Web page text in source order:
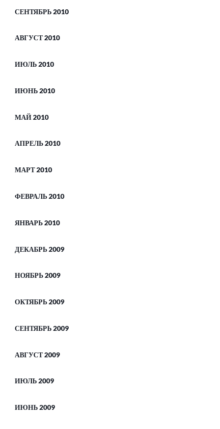
СЕНТЯБРЬ 2010
АВГУСТ 2010
ИЮЛЬ 2010
ИЮНЬ 2010
МАЙ 2010
АПРЕЛЬ 2010
МАРТ 2010
ФЕВРАЛЬ 2010
ЯНВАРЬ 2010
ДЕКАБРЬ 2009
НОЯБРЬ 2009
ОКТЯБРЬ 2009
СЕНТЯБРЬ 2009
АВГУСТ 2009
ИЮЛЬ 2009
ИЮНЬ 2009